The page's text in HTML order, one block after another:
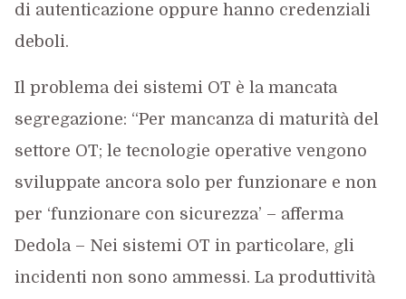
di autenticazione oppure hanno credenziali
deboli.
Il problema dei sistemi OT è la mancata
segregazione: “Per mancanza di maturità del
settore OT; le tecnologie operative vengono
sviluppate ancora solo per funzionare e non
per ‘funzionare con sicurezza’ – afferma
Dedola – Nei sistemi OT in particolare, gli
incidenti non sono ammessi. La produttività